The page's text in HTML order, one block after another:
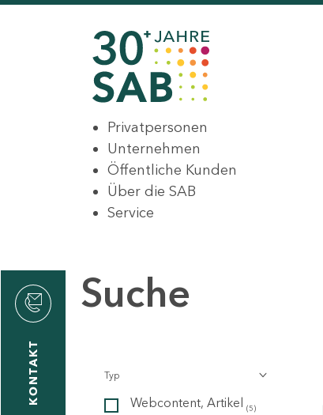
Privatpersonen
Unternehmen
Öffentliche Kunden
Über die SAB
Service
KONTAKT
Suche
Typ
Webcontent, Artikel (5)